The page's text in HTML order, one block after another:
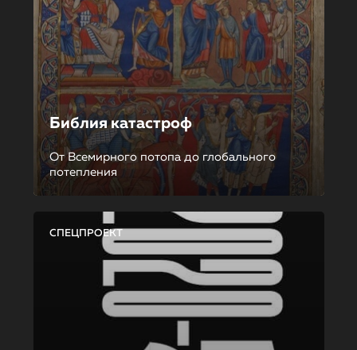
Библия катастроф
От Всемирного потопа до глобального
потепления
СПЕЦПРОЕКТ